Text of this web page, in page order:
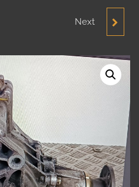
HYUNDAİ SONATA
V.6 MOTOR 2002-2006
ORJİNAL ÇIKMA YEDEK
PARÇA
Next